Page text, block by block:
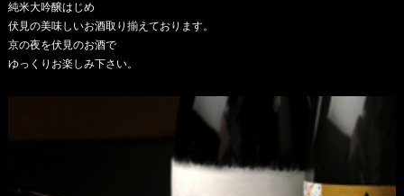
純米大吟醸はじめ
伏見の美味しいお酒取り揃えております。
京の夜を伏見のお酒で
ゆっくりお楽しみ下さい。